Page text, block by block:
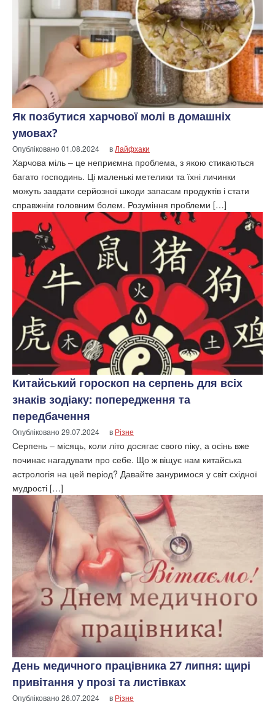
Як позбутися харчової молі в домашніх
умовах?
Опубліковано01.08.2024 в Лайфхаки
Харчова міль – це неприємна проблема, з якою стикаються
багато господинь. Ці маленькі метелики та їхні личинки
можуть завдати серйозної шкоди запасам продуктів і стати
справжнім головним болем. Розуміння проблеми […]
Китайський гороскоп на серпень для всіх
знаків зодіаку: попередження та
передбачення
Опубліковано29.07.2024 в Різне
Серпень – місяць, коли літо досягає свого піку, а осінь вже
починає нагадувати про себе. Що ж віщує нам китайська
астрологія на цей період? Давайте зануримося у світ східної
мудрості […]
День медичного працівника 27 липня: щирі
привітання у прозі та листівках
Опубліковано26.07.2024 в Різне